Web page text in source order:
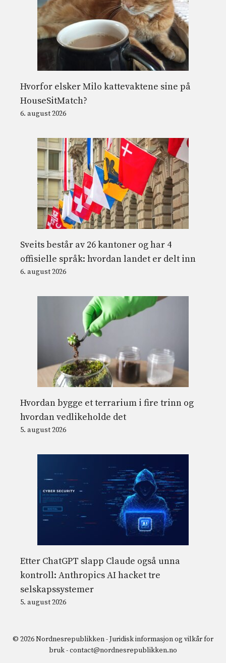
Hvorfor elsker Milo kattevaktene sine på
HouseSitMatch?
6. august 2026
Sveits består av 26 kantoner og har 4
offisielle språk: hvordan landet er delt inn
6. august 2026
Hvordan bygge et terrarium i fire trinn og
hvordan vedlikeholde det
5. august 2026
Etter ChatGPT slapp Claude også unna
kontroll: Anthropics AI hacket tre
selskapssystemer
5. august 2026
© 2026 Nordnesrepublikken -Juridisk informasjon og vilkår for
bruk-contact@nordnesrepublikken.no